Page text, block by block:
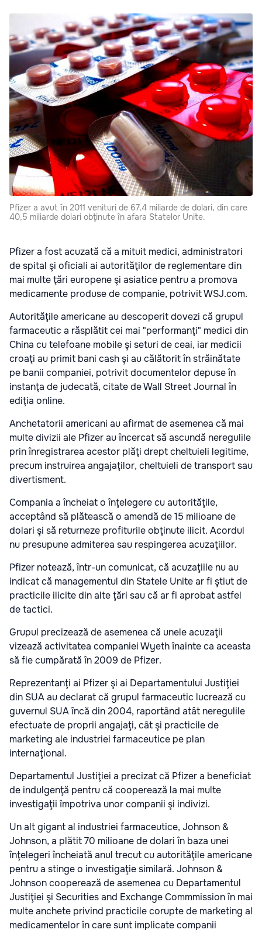
Pfizer a avut în 2011 venituri de 67,4 miliarde de dolari, din care
40,5 miliarde dolari obţinute în afara Statelor Unite.
Pfizer a fost acuzată că a mituit medici, administratori
de spital şi oficiali ai autorităţilor de reglementare din
mai multe ţări europene şi asiatice pentru a promova
medicamente produse de companie, potrivit WSJ.com.
Autorităţile americane au descoperit dovezi că grupul
farmaceutic a răsplătit cei mai "performanţi" medici din
China cu telefoane mobile şi seturi de ceai, iar medicii
croaţi au primit bani cash şi au călătorit în străinătate
pe banii companiei, potrivit documentelor depuse în
instanţa de judecată, citate de Wall Street Journal în
ediţia online.
Anchetatorii americani au afirmat de asemenea că mai
multe divizii ale Pfizer au încercat să ascundă neregulile
prin înregistrarea acestor plăţi drept cheltuieli legitime,
precum instruirea angajaţilor, cheltuieli de transport sau
divertisment.
Compania a încheiat o înţelegere cu autorităţile,
acceptând să plătească o amendă de 15 milioane de
dolari şi să returneze profiturile obţinute ilicit. Acordul
nu presupune admiterea sau respingerea acuzaţiilor.
Pfizer notează, într-un comunicat, că acuzaţiile nu au
indicat că managementul din Statele Unite ar fi ştiut de
practicile ilicite din alte ţări sau că ar fi aprobat astfel
de tactici.
Grupul precizează de asemenea că unele acuzaţii
vizează activitatea companiei Wyeth înainte ca aceasta
să fie cumpărată în 2009 de Pfizer.
Reprezentanţi ai Pfizer şi ai Departamentului Justiţiei
din SUA au declarat că grupul farmaceutic lucrează cu
guvernul SUA încă din 2004, raportând atât neregulile
efectuate de proprii angajaţi, cât şi practicile de
marketing ale industriei farmaceutice pe plan
internaţional.
Departamentul Justiţiei a precizat că Pfizer a beneficiat
de indulgenţă pentru că cooperează la mai multe
investigaţii împotriva unor companii şi indivizi.
Un alt gigant al industriei farmaceutice, Johnson &
Johnson, a plătit 70 milioane de dolari în baza unei
înţelegeri încheiată anul trecut cu autorităţile americane
pentru a stinge o investigaţie similară. Johnson &
Johnson cooperează de asemenea cu Departamentul
Justiţiei şi Securities and Exchange Commmission în mai
multe anchete privind practicile corupte de marketing al
medicamentelor în care sunt implicate companii